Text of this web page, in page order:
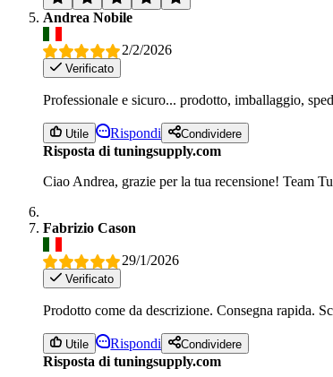
Andrea Nobile
2/2/2026
Verificato
Professionale e sicuro... prodotto, imballaggio,
Utile Rispondi Condividere
Risposta di tuningsupply.com
Ciao Andrea, grazie per la tua recensione! Team
Fabrizio Cason
29/1/2026
Verificato
Prodotto come da descrizione. Consegna rapida.
Utile Rispondi Condividere
Risposta di tuningsupply.com